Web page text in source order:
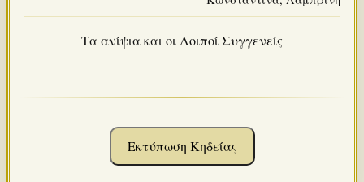
Τα ανίψια και οι Λοιποί Συγγενείς
Εκτύπωση Κηδείας